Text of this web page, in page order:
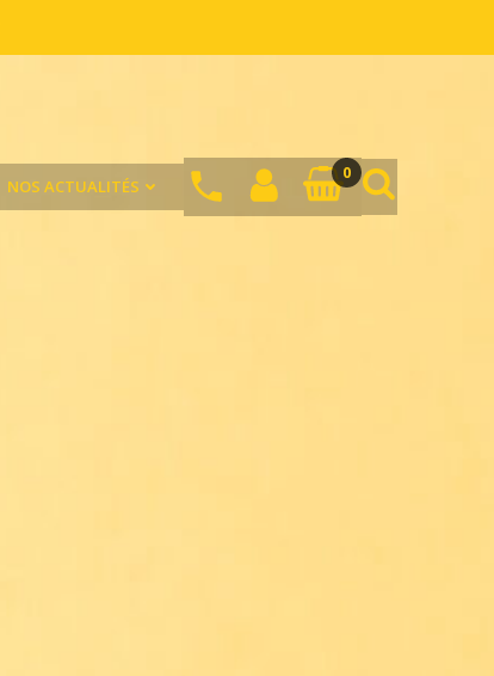
NOS ACTUALITÉS
0